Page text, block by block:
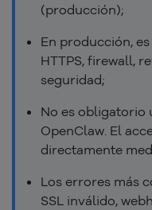
(producción);
En producción,
HTTPS, firewall,
seguridad;
No es obligatorio
OpenClaw. El
directamente
Los errores más
SSL inválido,